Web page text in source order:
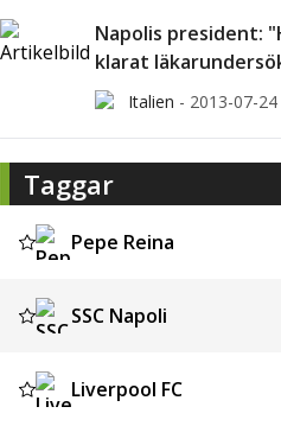
Napolis president:
klarat
Italien - 2013-07-24
Taggar
Pepe Reina
SSC Napoli
Liverpool FC